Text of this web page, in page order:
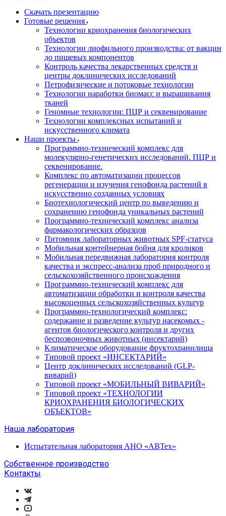
Скачать презентацию
Готовые решения
Технологии криохранения биологических
объектов
Технологии лиофильного производства: от вакцин
до пищевых компонентов
Контроль качества лекарственных средств и
центры доклинических исследований
Петрофизические и потоковые технологии
Технологии наработки биомасс и выращивания
тканей
Геномные технологии: ПЦР и секвенирование
Технологии комплексных испытаний и
искусственного климата
Наши проекты
Программно-технический комплекс для
молекулярно-генетических исследований. ПЦР и
секвенирование.
Комплекс по автоматизации процессов
регенерации и изучения генофонда растений в
искусственно созданных условиях
Биотехнологический центр по выведению и
сохранению генофонда уникальных растений
Программно-технический комплекс анализа
фармакологических образцов
Питомник лабораторных животных SPF-статуса
Мобильная контейнерная бойня для кроликов
Мобильная передвижная лаборатория контроля
качества и экспресс-анализа проб природного и
сельскохозяйственного происхождения
Программно-технический комплекс для
автоматизации обработки и контроля качества
высокоценных сельскохозяйственных культур
Программно-технологический комплекс:
содержание и разведение культур насекомых -
агентов биологического контроля и других
беспозвоночных животных (инсектарий)
Климатическое оборудование фруктохранилища
Типовой проект «ИНСЕКТАРИЙ»
Центр доклинических исследований (GLP-
виварий)
Типовой проект «МОБИЛЬНЫЙ ВИВАРИЙ»
Типовой проект «ТЕХНОЛОГИИ
КРИОХРАНЕНИЯ БИОЛОГИЧЕСКИХ
ОБЪЕКТОВ»
Наша лаборатория
Испытательная лаборатория АНО «АВТех»
Собственное производство
Контакты